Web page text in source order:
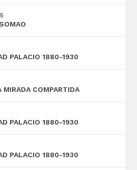
PALACIO 1880-1930
MIRADA COMPARTIDA
PALACIO 1880-1930
PALACIO 1880-1930